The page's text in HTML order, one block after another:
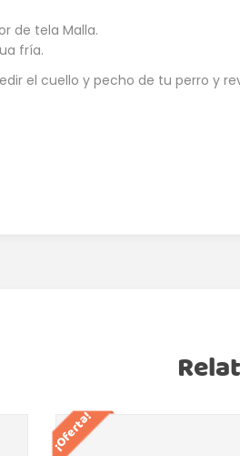
de tela Malla.
fría.
el cuello y pecho de tu perro y
¡Oferta!